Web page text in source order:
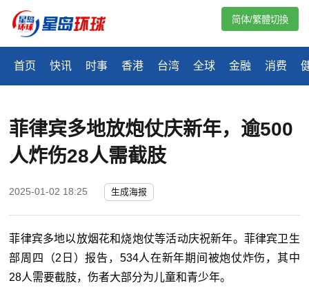
首页 快讯 时事 香港 台湾 全球 金融 消费
简体/繁體切換
菲律宾多地放炮仗庆新年，逾500
人炸伤28人需截肢
2025-01-02 18:25 生成海报
菲律宾多地以放烟花和烧炮仗等活动庆祝新年。菲律宾卫生
部周四（2 日）报告， 534人在新年期间被炮仗炸伤，其中
28人需要截肢，伤者大部分为儿童和青少年。